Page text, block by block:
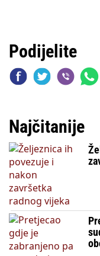
Podijelite
Najčitanije